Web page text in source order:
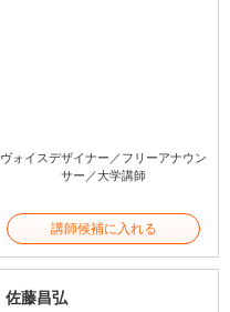
ヴォイスデザイナー／フリーアナウン
サー／大学講師
講師候補に入れる
佐藤昌弘